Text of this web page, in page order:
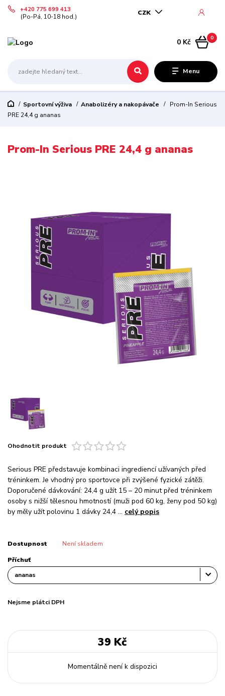
Menu
CZK
+420 775 699 413
(Po-Pá, 10-18 hod.)
0
0 Kč
Sportovní výživa Anabolizéry a nakopávače
Prom-In Serious
PRE 24,4 g ananas
Prom-In Serious PRE 24,4 g ananas
Ohodnotit produkt
Serious PRE představuje kombinaci ingrediencí užívaných před
tréninkem. Je vhodný pro sportovce při zvýšené fyzické zátěži.
Doporučené dávkování: 24,4 g užít 15 – 20 minut před tréninkem
osoby s nižší tělesnou hmotností (muži pod 60 kg, ženy pod 50 kg)
by měly užít polovinu 1 dávky 24,4 ... celý popis
Dostupnost Není skladem
Příchuť
Nejsme plátci DPH
39 Kč
Momentálně není k dispozici